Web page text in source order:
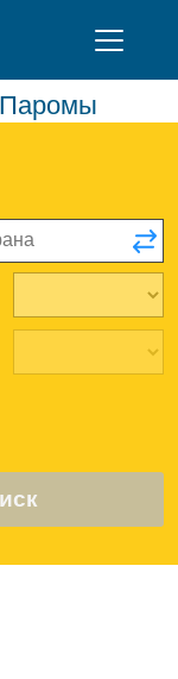
Паромы